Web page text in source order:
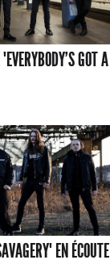
GOT A
EN ÉCOUTE